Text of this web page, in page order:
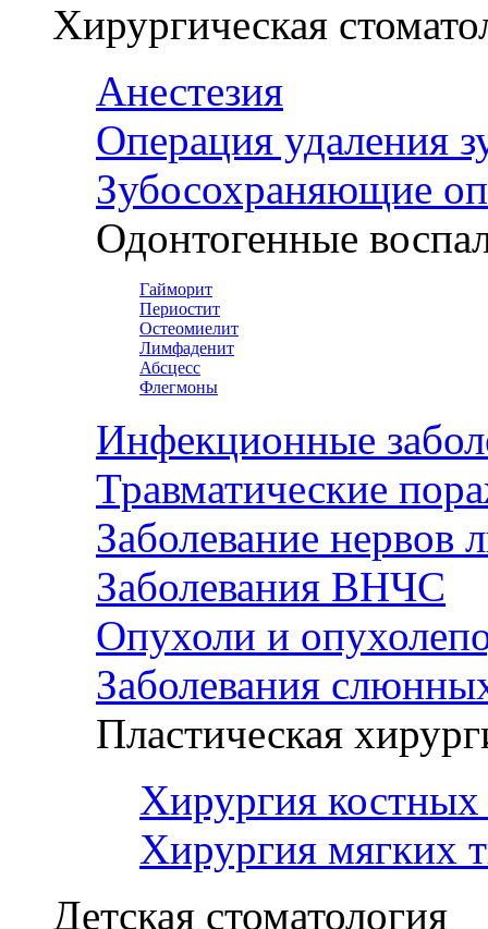
Хирургическая
Анестезия
Операция удаления
Зубосохраняющие
Одонтогенные
Гайморит
Периостит
Остеомиелит
Лимфаденит
Абсцесс
Флегмоны
Инфекционные
Травматические
Заболевание нервов
Заболевания ВНЧС
Опухоли и
Заболевания
Пластическая
Хирургия костных
Хирургия мягких
Детская стоматология